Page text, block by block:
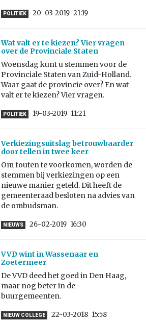
POLITIEK 20-03-2019 21:19
Wat valt er te kiezen? Vier vragen
over de Provinciale Staten
Woensdag kunt u stemmen voor de
Provinciale Staten van Zuid-Holland.
Waar gaat de provincie over? En wat
valt er te kiezen? Vier vragen.
POLITIEK 19-03-2019 11:21
Verkiezingsuitslag betrouwbaarder
door tellen in twee keer
Om fouten te voorkomen, worden de
stemmen bij verkiezingen op een
nieuwe manier geteld. Dit heeft de
gemeenteraad besloten na advies van
de ombudsman.
NIEUWS 26-02-2019 16:30
VVD wint in Wassenaar en
Zoetermeer
De VVD deed het goed in Den Haag,
maar nog beter in de
buurgemeenten.
NIEUW COLLEGE 22-03-2018 15:58